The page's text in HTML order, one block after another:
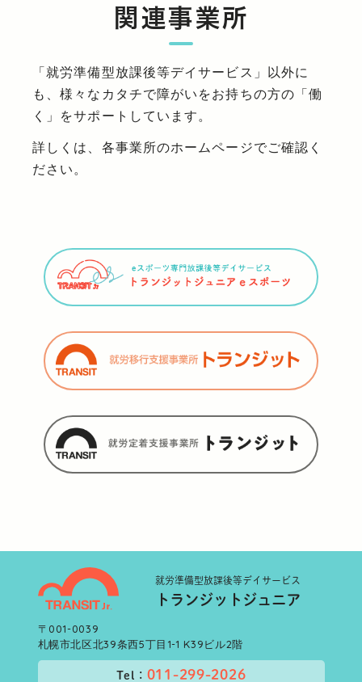
関連事業所
「就労準備型放課後等デイサービス」以外に
も、様々なカタチで障がいをお持ちの方の「働
く」をサポートしています。
詳しくは、各事業所のホームページでご確認く
ださい。
就労準備型放課後等デイサービス
トランジットジュニア
〒001-0039
札幌市北区北39条西5丁目1-1 K39ビル2階
Tel： 011-299-2026